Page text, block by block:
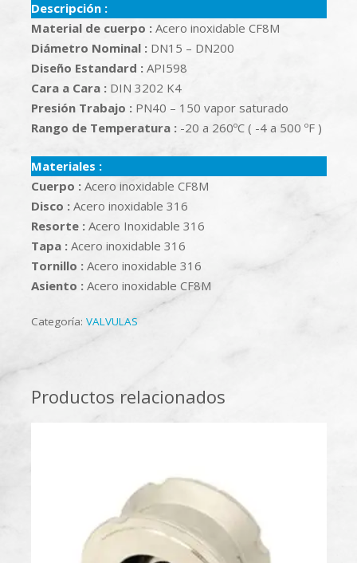
Descripción :
Material de cuerpo :Acero inoxidable CF8M
Diámetro Nominal :DN15 – DN200
Diseño Estandard :API598
Cara a Cara :DIN 3202 K4
PresiónTrabajo :PN40 – 150 vapor saturado
Rango de Temperatura :-20 a 260ºC ( -4 a 500 ºF )
Materiales :
Cuerpo :Acero inoxidable CF8M
Disco :Acero inoxidable 316
Resorte :Acero Inoxidable 316
Tapa :Acero inoxidable 316
Tornillo :Acero inoxidable 316
Asiento :Acero inoxidable CF8M
Categoría: VALVULAS
Productos relacionados